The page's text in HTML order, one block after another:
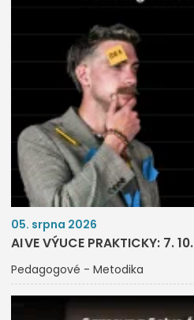
05. srpna 2026
AI VE VÝUCE PRAKTICKY: 7.
Pedagogové - Metodika